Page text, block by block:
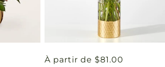
Prix
À partir de $81.00